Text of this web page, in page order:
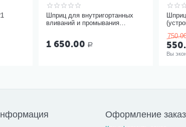
Шприц для внутригортанных
вливаний и промывания
1 650.00 Р
Вы
Оформление